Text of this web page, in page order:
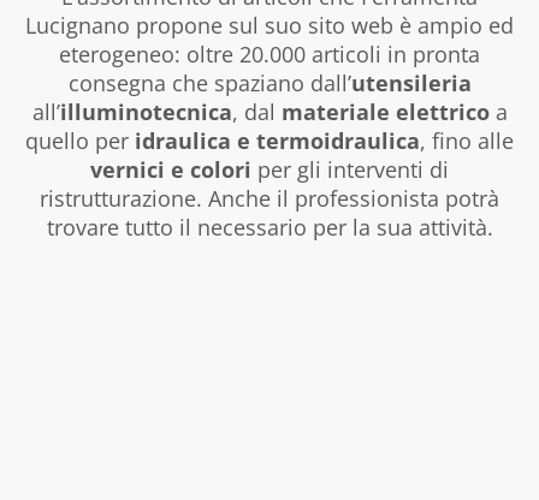
Lucignano propone sul suo sito web è ampio ed
eterogeneo: oltre 20.000 articoli in pronta
consegna che spaziano dall’utensileria
all’illuminotecnica, dal materiale elettricoa
quello per idraulica e termoidraulica, fino alle
vernici e colori per gli interventi di
ristrutturazione. Anche il professionista potrà
trovare tutto il necessario per la sua attività.